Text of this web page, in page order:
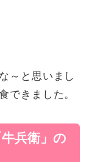
～と思いまし
できました。
兵衛」の